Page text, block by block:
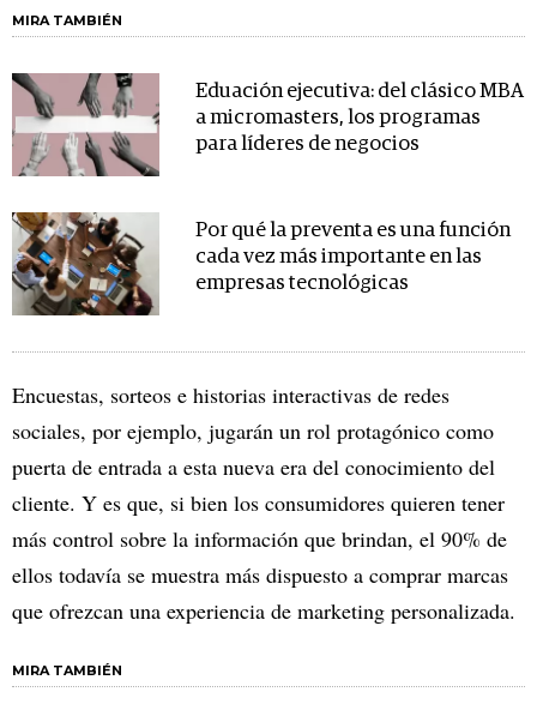
MIRA TAMBIÉN
Eduación ejecutiva: del clásico MBA
a micromasters, los programas
para líderes de negocios
Por qué la preventa es una función
cada vez más importante en las
empresas tecnológicas
Encuestas, sorteos e historias interactivas de redes
sociales, por ejemplo, jugarán un rol protagónico como
puerta de entrada a esta nueva era del conocimiento del
cliente. Y es que, si bien los consumidores quieren tener
más control sobre la información que brindan, el 90% de
ellos todavía se muestra más dispuesto a comprar marcas
que ofrezcan una experiencia de marketing personalizada.
MIRA TAMBIÉN